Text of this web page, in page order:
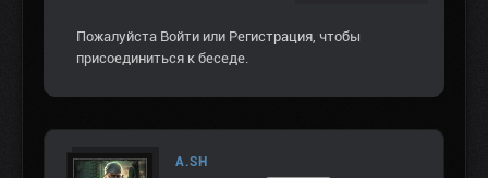
Пожалуйста Войти или Регистрация, чтобы
присоединиться к беседе.
A.SH